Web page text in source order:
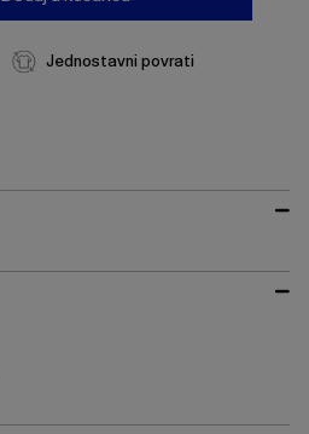
Jednostavni povrati